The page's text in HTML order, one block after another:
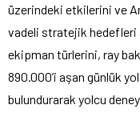
üzerindeki etkilerini ve
vadeli stratejik hedefleri
ekipman türlerini, ray
890.000’i aşan günlük
bulundurarak yolcu